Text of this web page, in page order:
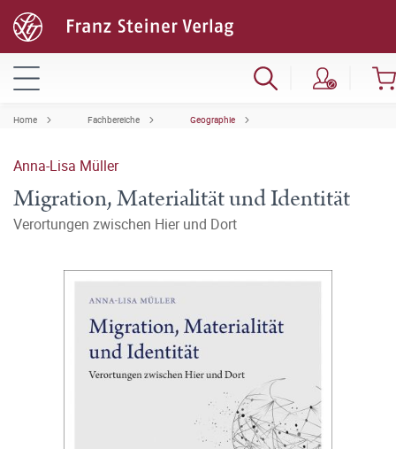
Home Fachbereiche Geographie
Anna-Lisa Müller
Migration, Materialität und Identität
Verortungen zwischen Hier und Dort